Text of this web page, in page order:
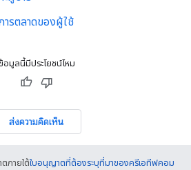
รตลาดของผู้ใช้
อมูลนี้มีประโยชน์ไหม
ส่งความคิดเห็น
ภายใต้ใบอนุญาตที่ต้องระบุที่มาของครีเอทีฟคอม